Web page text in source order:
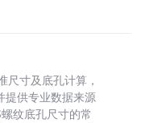
尺寸及底孔计算，
提供专业数据来源
螺纹底孔尺寸的常